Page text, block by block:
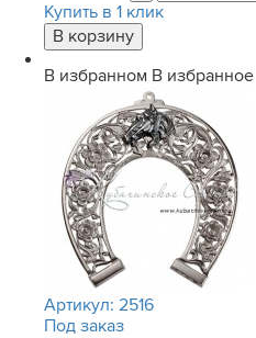
Купить в 1 клик
В избранном В избранное
Артикул: 2516
Под заказ